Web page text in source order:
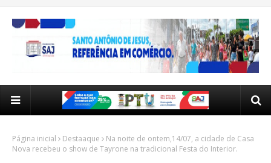
Página inicial Destaaque
Na noite de ontem,14/07, a cidade de Casa
Nova recebeu o show de Tayrone na tradicional Festa do Interior.